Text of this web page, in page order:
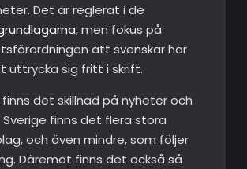
Det är reglerat i de
, men fokus på
att svenskar har
uttrycka sig fritt i skrift.
det skillnad på nyheter och
Sverige finns det flera stora
och även mindre, som följer
Däremot finns det också så